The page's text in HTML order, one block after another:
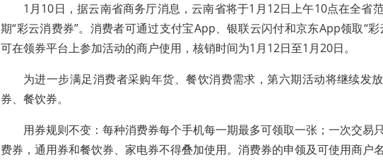
1月10日，据云南省商务厅消息，云南省将于1月12日上午10点在全省
期“彩云消费券”。消费者可通过支付宝App、银联云闪付和京东App领取“彩
可在领券平台上参加活动的商户使用，核销时间为1月12日至1月20日。
为进一步满足消费者采购年货、餐饮消费需求，第六期活动将继续发
券、餐饮券。
用券规则不变：每种消费券每个手机每一期最多可领取一张；一次交易
费券，通用券和餐饮券、家电券不得叠加使用。消费券的申领及可使用商户